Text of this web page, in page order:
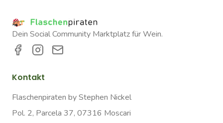
Dein Social Community Marktplatz für Wein.
Kontakt
Flaschenpiraten by Stephen Nickel
Pol. 2, Parcela 37, 07316 Moscari